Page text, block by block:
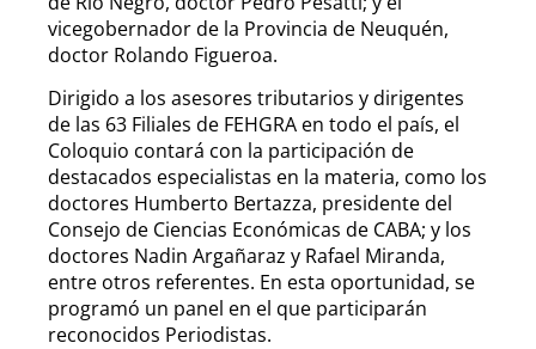
vicegobernador de la Provincia de Neuquén,
doctor Rolando Figueroa.
Dirigido a los asesores tributarios y dirigentes
de las 63 Filiales de FEHGRA en todo el país, el
Coloquio contará con la participación de
destacados especialistas en la materia, como los
doctores Humberto Bertazza, presidente del
Consejo de Ciencias Económicas de CABA; y los
doctores Nadin Argañaraz y Rafael Miranda,
entre otros referentes. En esta oportunidad, se
programó un panel en el que participarán
reconocidos Periodistas.